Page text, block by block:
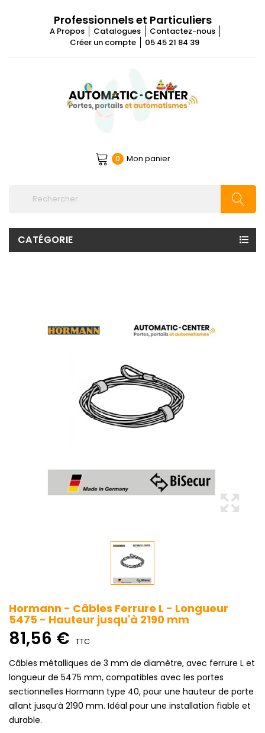
Professionnels et Particuliers
A Propos Catalogues
Contactez-nous
Créer un compte
05 45 21 84 39
0 Mon panier
CATÉGORIE
Hormann - Câbles Ferrure L - Longueur
5475 - Hauteur jusqu'à 2190 mm
81,56 € TTC
Câbles métalliques de 3 mm de diamètre, avec ferrure L et
longueur de 5475 mm, compatibles avec les portes
sectionnelles Hormann type 40, pour une hauteur de porte
allant jusqu’à 2190 mm. Idéal pour une installation fiable et
durable.